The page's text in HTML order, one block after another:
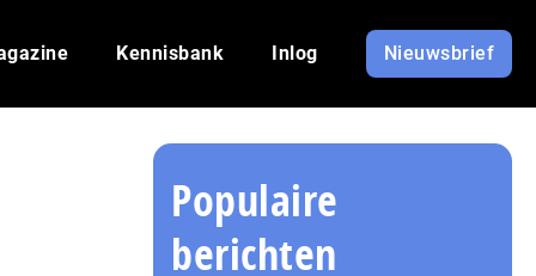
Kennisbank Inlog Nieuwsbrief
Populaire
berichten